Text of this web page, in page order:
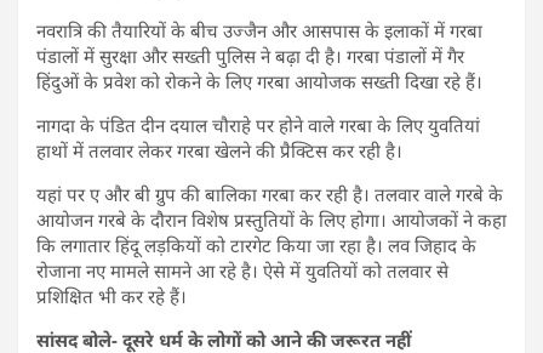
नवरात्रि की तैयारियों के बीच उज्जैन और आसपास के इलाकों में गरबा
पंडालों में सुरक्षा और सख्ती पुलिस ने बढ़ा दी है। गरबा पंडालों में गैर
हिंदुओं के प्रवेश को रोकने के लिए गरबा आयोजक सख्ती दिखा रहे हैं।
नागदा के पंडित दीन दयाल चौराहे पर होने वाले गरबा के लिए युवतियां
हाथों में तलवार लेकर गरबा खेलने की प्रैक्टिस कर रही है।
यहां पर ए और बी ग्रुप की बालिका गरबा कर रही है। तलवार वाले गरबे के
आयोजन गरबे के दौरान विशेष प्रस्तुतियों के लिए होगा। आयोजकों ने कहा
कि लगातार हिंदू लड़कियों को टारगेट किया जा रहा है। लव जिहाद के
रोजाना नए मामले सामने आ रहे है। ऐसे में युवतियों को तलवार से
प्रशिक्षित भी कर रहे हैं।
सांसद बोले- दूसरे धर्म के लोगों को आने की जरूरत नहीं